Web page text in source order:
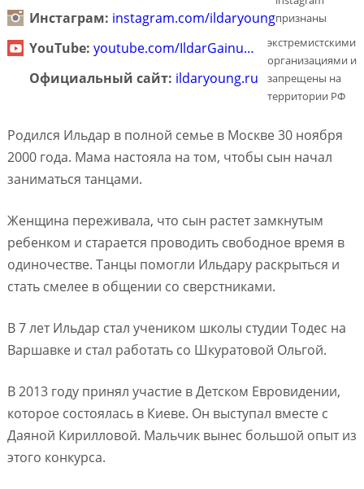
Инстаграм: instagram.com/ildaryoung
YouTube: youtube.com/IldarGainu…
Официальный сайт: ildaryoung.ru
признаны
экстремистскими
организациями и
запрещены на
территории РФ
Родился Ильдар в полной семье в Москве 30 ноября
2000 года. Мама настояла на том, чтобы сын начал
заниматься танцами.
Женщина переживала, что сын растет замкнутым
ребенком и старается проводить свободное время в
одиночестве. Танцы помогли Ильдару раскрыться и
стать смелее в общении со сверстниками.
В 7 лет Ильдар стал учеником школы студии Тодес на
Варшавке и стал работать со Шкуратовой Ольгой.
В 2013 году принял участие в Детском Евровидении,
которое состоялась в Киеве. Он выступал вместе с
Даяной Кирилловой. Мальчик вынес большой опыт из
этого конкурса.